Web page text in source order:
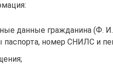
данные гражданина (Ф.
паспорта, номер СНИЛС и